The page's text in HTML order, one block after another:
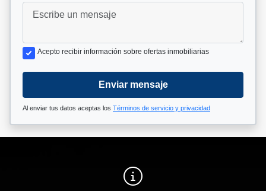
Acepto recibir información sobre ofertas inmobiliarias
Enviar mensaje
Al enviar tus datos aceptas los Términos de servicio y privacidad